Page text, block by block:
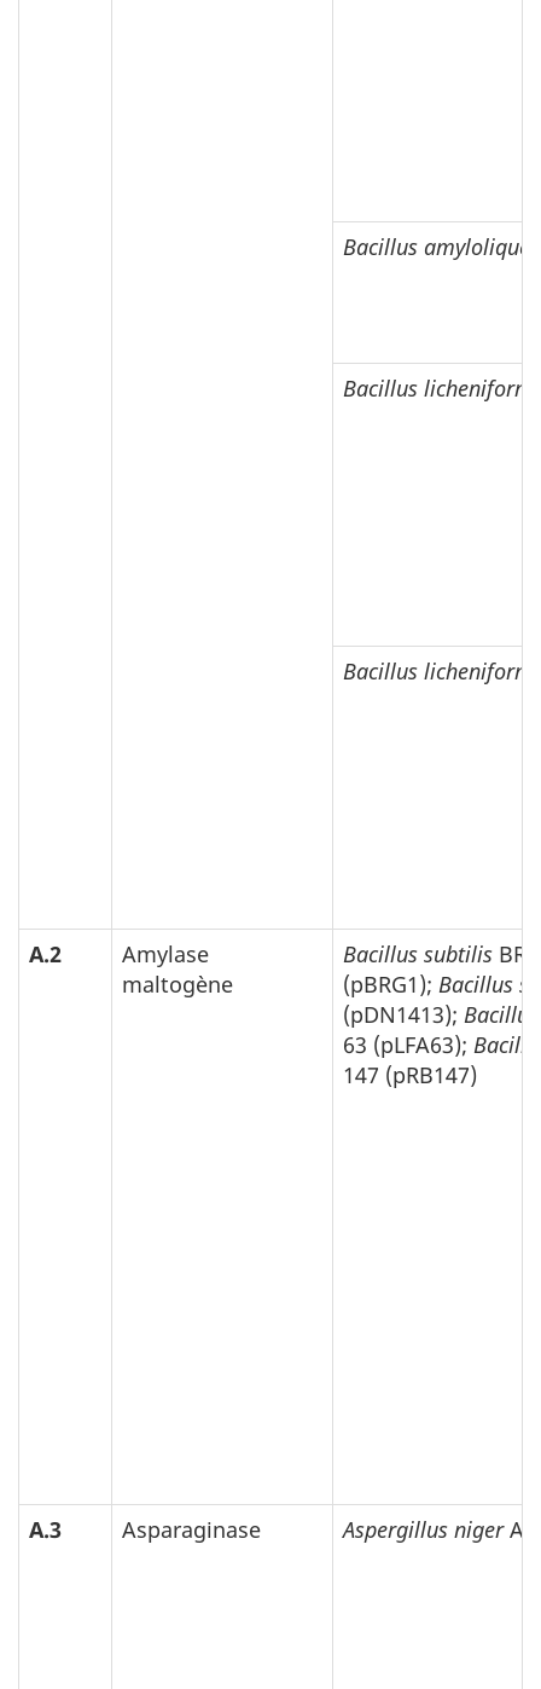
Bacillus
Bacillus
Bacillus
A.2
Amylase
maltogène
Bacillus subtilis
(pBRG1); Bacillus
(pDN1413);
63 (pLFA63);
147 (pRB147)
A.3 Asparaginase Aspergillus niger